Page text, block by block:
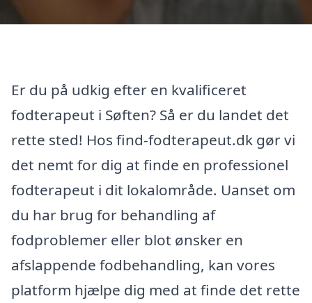
Er du på udkig efter en kvalificeret
fodterapeut i Søften? Så er du landet det
rette sted! Hos find-fodterapeut.dk gør vi
det nemt for dig at finde en professionel
fodterapeut i dit lokalområde. Uanset om
du har brug for behandling af
fodproblemer eller blot ønsker en
afslappende fodbehandling, kan vores
platform hjælpe dig med at finde det rette